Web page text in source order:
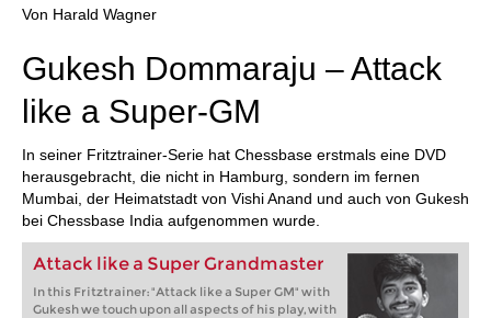
Von Harald Wagner
Gukesh Dommaraju – Attack
like a Super-GM
In seiner Fritztrainer-Serie hat Chessbase erstmals eine DVD
herausgebracht, die nicht in Hamburg, sondern im fernen
Mumbai, der Heimatstadt von Vishi Anand und auch von Gukesh
bei Chessbase India aufgenommen wurde.
Attack like a Super Grandmaster
In this Fritztrainer: "Attack like a Super GM" with
Gukesh we touch upon all aspects of his play, with